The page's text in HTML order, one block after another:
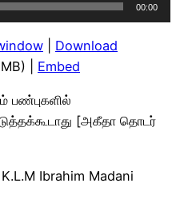
00:00
Download
| Embed
பண்புகளில்
[அகீதா தொடர்
Ibrahim Madani